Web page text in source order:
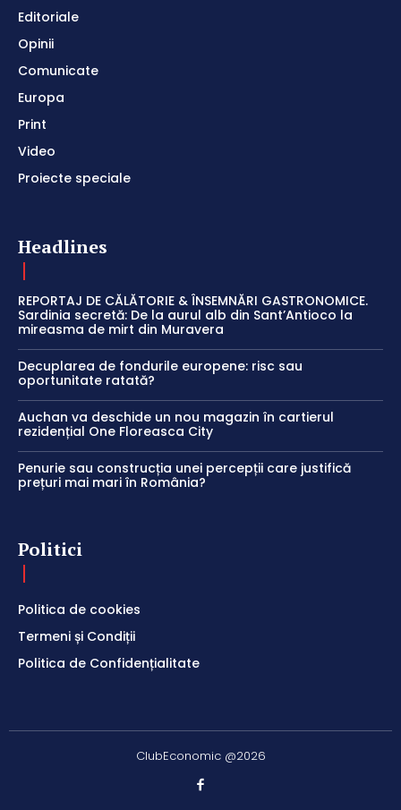
Editoriale
Opinii
Comunicate
Europa
Print
Video
Proiecte speciale
Headlines
REPORTAJ DE CĂLĂTORIE & ÎNSEMNĂRI GASTRONOMICE.
Sardinia secretă: De la aurul alb din Sant’Antioco la
mireasma de mirt din Muravera
Decuplarea de fondurile europene: risc sau
oportunitate ratată?
Auchan va deschide un nou magazin în cartierul
rezidențial One Floreasca City
Penurie sau construcția unei percepții care justifică
prețuri mai mari în România?
Politici
Politica de cookies
Termeni și Condiții
Politica de Confidențialitate
ClubEconomic @2026